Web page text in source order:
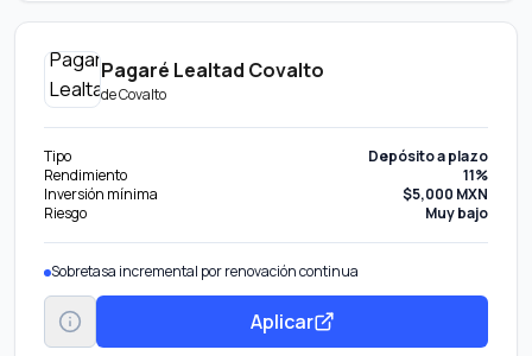
Pagaré Lealtad Covalto
deCovalto
Tipo
Depósito a plazo
Rendimiento
11%
Inversión mínima
$5,000 MXN
Riesgo
Muy bajo
Sobretasa incremental por renovación continua
Aplicar